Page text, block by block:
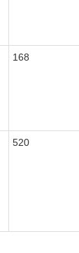
168
520